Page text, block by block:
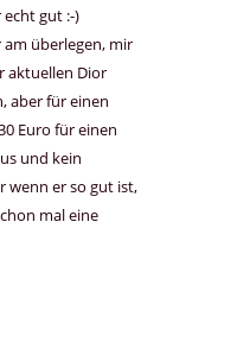
echt gut :-)
überlegen, mir
aktuellen Dior
aber für einen
Euro für einen
und kein
wenn er so gut ist,
mal eine